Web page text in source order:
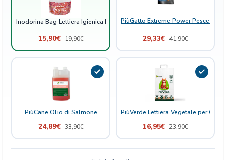
u
t
Inodorina Bag Lettiera Igienica Neutra 5lt
15,90€ 19,90€
PiùGatto Extreme Power Pesce
29,33€ 41,90€
PiùCane Olio di Salmone
24,89€ 33,90€
PiùVerde Lettiera Vegetale per Gatti
16,95€ 23,90€